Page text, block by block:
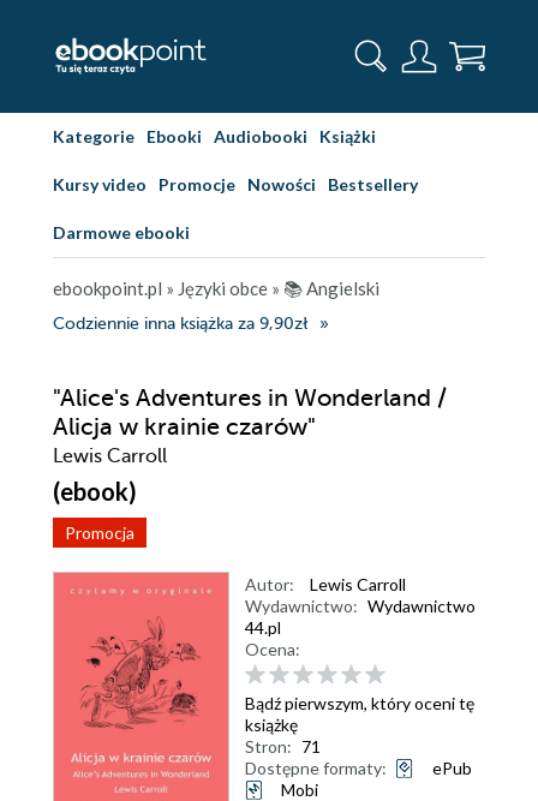
Kategorie Ebooki Audiobooki Książki
Kursy video Promocje Nowości Bestsellery
Darmowe ebooki
ebookpoint.pl » Języki obce » 📚 Angielski
Codziennie inna książka za 9,90zł
"Alice's Adventures in Wonderland /
Alicja w krainie czarów"
Lewis Carroll
(ebook)
Promocja
Autor:
Lewis Carroll
Wydawnictwo: Wydawnictwo
44.pl
Ocena:
Bądź pierwszym, który oceni tę
książkę
Stron: 71
Dostępne formaty:
ePub
Mobi